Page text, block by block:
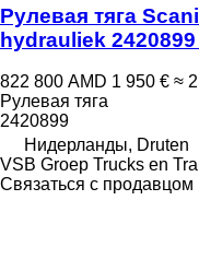
Рулевая тяга
hydrauliek
822 800 AMD 1 950 € ≈
Рулевая тяга
2420899
Нидерланды, Druten
VSB Groep Trucks en
Связаться с продавцом